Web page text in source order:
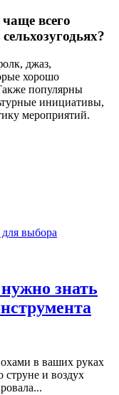
всего
джаз,
хорошо
популярны
инициативы,
мероприятий.
знать
в ваших руках
струне и воздух